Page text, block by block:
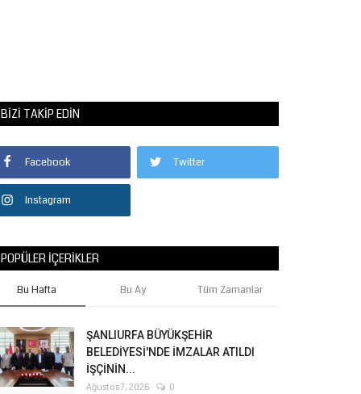
BIZI TAKIP EDIN
Facebook Twitter
Instagram
POPÜLER İÇERIKLER
Bu Hafta Bu Ay Tüm Zamanlar
ŞANLIURFA BÜYÜKŞEHİR
BELEDİYESİ'NDE İMZALAR ATILDI
İŞÇİNİN...
Ağustos 7, 2026 0